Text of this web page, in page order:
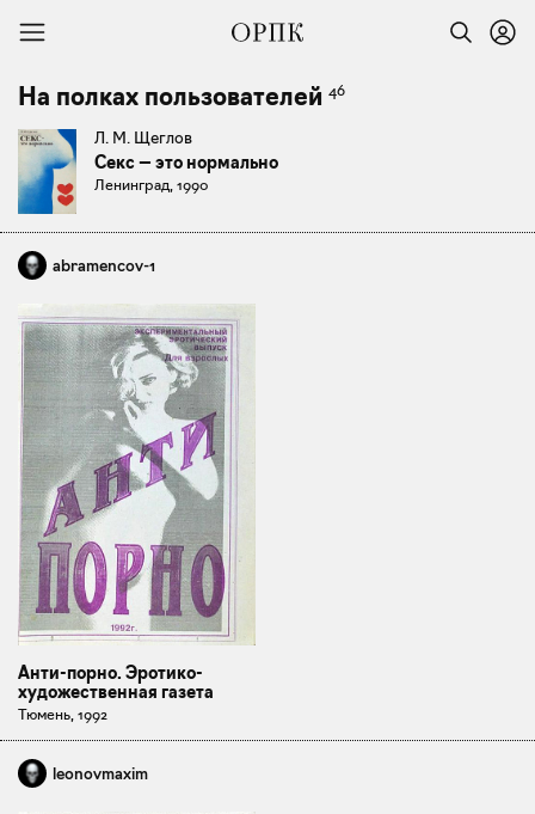
На полках пользователей 46
Л. М. Щеглов
Секс — это нормально
Ленинград, 1990
abramencov-1
Анти-порно. Эротико-
художественная газета
Тюмень, 1992
leonovmaxim